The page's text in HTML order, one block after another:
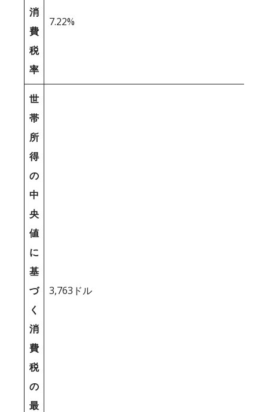
消
費
税
率
7.22%
世
帯
所
得
の
中
央
値
に
基
づ
く
消
費
税
の
最
3,763ドル